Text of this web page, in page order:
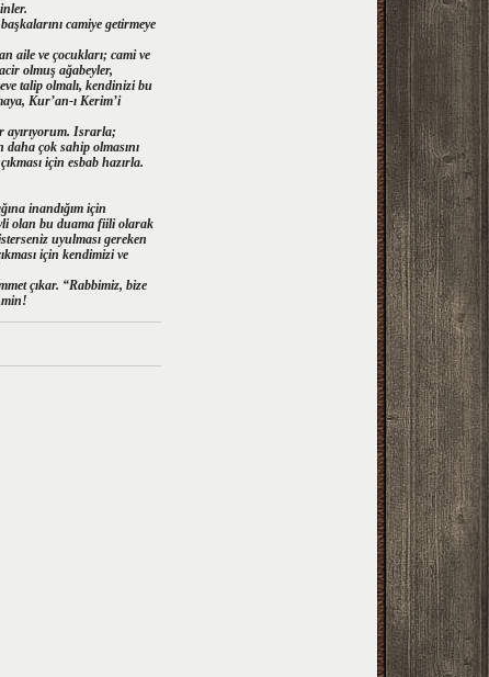
camiye getirmeye
aile ve çocukları; cami ve
olmuş ağabeyler,
talip olmalı, kendinizi bu
Kur’an-ı Kerim’i
ayırıyorum. Israrla;
çok sahip olmasını
için esbab hazırla.
inandığım için
olan bu duama fiili olarak
uyulması gereken
için kendimizi ve
çıkar. “Rabbimiz, bize